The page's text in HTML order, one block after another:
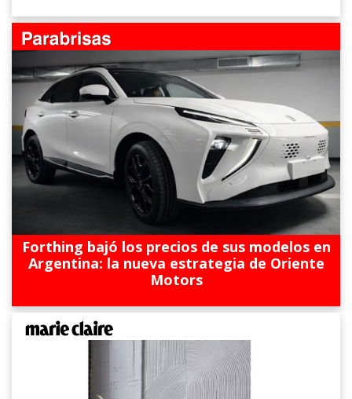
Forthing bajó los precios de sus modelos en
Argentina: la nueva estrategia de Oriente
Motors